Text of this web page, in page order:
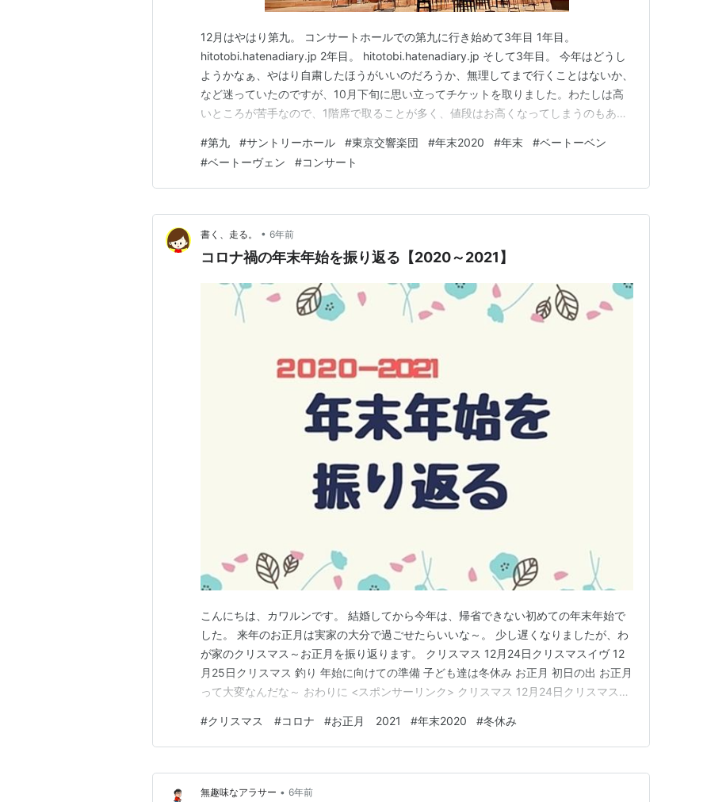
12月はやはり第九。 コンサートホールでの第九に行き始めて3年目 1年目。
hitotobi.hatenadiary.jp 2年目。 hitotobi.hatenadiary.jp そして3年目。 今年はどうし
ようかなぁ、やはり自粛したほうがいいのだろうか、無理してまで行くことはないか、
など迷っていたのですが、10月下旬に思い立ってチケットを取りました。わたしは高
いところが苦手なので、1階席で取ることが多く、値段はお高くなってしまうのもあっ
で決めました。 12月中旬ごろから、第九に行った友人知人たちの声がちらほら聞こ…
#第九 #サントリーホール #東京交響楽団 #年末2020 #年末 #ベートーベン
#ベートーヴェン #コンサート
書く、走る。 • 6年前
コロナ禍の年末年始を振り返る【2020～2021】
こんにちは、カワルンです。 結婚してから今年は、帰省できない初めての年末年始で
した。 来年のお正月は実家の大分で過ごせたらいいな～。 少し遅くなりましたが、わ
が家のクリスマス～お正月を振り返ります。 クリスマス 12月24日クリスマスイヴ 12
月25日クリスマス 釣り 年始に向けての準備 子ども達は冬休み お正月 初日の出 お正月
って大変なんだな～ おわりに <スポンサーリンク> クリスマス 12月24日クリスマスイ
ハメを外しすぎないようにしなくちゃ。 子ども達の誕生日や結婚記念日でケーキが続
いたので、子ども達にお…
#クリスマス #コロナ #お正月 2021 #年末2020 #冬休み
無趣味なアラサー • 6年前